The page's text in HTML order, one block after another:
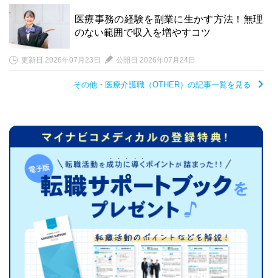
医療事務の経験を副業に生かす方法！無理
のない範囲で収入を増やすコツ
更新日 2026年07月23日 公開日 2026年07月24日
その他・医療介護職（OTHER）の記事一覧を見る